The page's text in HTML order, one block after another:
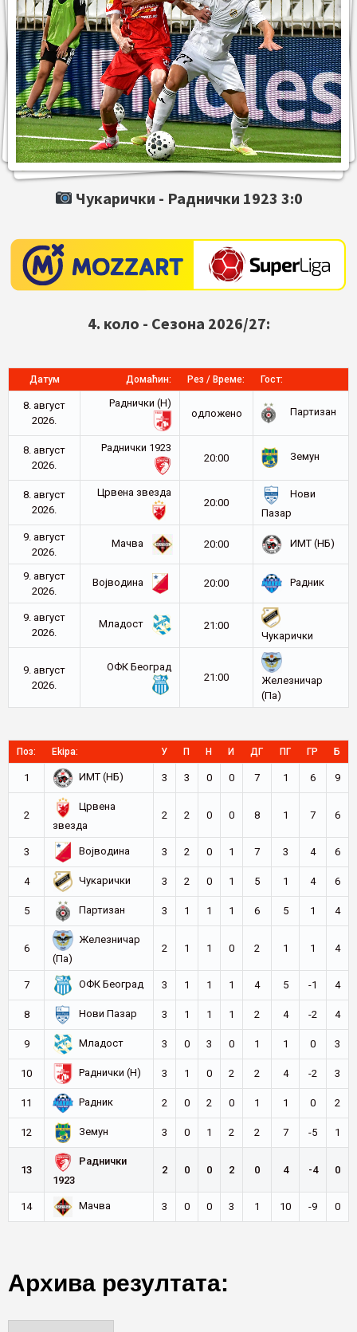
Чукарички - Раднички 1923 3:0
4. коло - Сезона 2026/27:
Датум Домаћин: Рез / Време: Гост:
8. август
2026.
Раднички (Н)
oдложено
Партизан
8. август
2026.
Раднички 1923
20:00
Земун
8. август
2026.
Црвена звезда
20:00
Нови
Пазар
9. август
2026.
Мачва 20:00 ИМТ (НБ)
9. август
2026.
Војводина 20:00 Радник
9. август
2026.
Младост
21:00
Чукарички
9. август
2026.
ОФК Београд
21:00
Железничар
(Па)
Поз: Ekipa: У П Н И ДГ ПГ ГР Б
1 ИМТ (НБ) 3 3 0 0 7 1 6 9
2
Црвена
звезда
2 2 0 0 8 1 7 6
3 Војводина 3 2 0 1 7 3 4 6
4 Чукарички 3 2 0 1 5 1 4 6
5 Партизан 3 1 1 1 6 5 1 4
6
Железничар
(Па)
2 1 1 0 2 1 1 4
7 ОФК Београд 3 1 1 1 4 5 -1 4
8 Нови Пазар 3 1 1 1 2 4 -2 4
9 Младост 3 0 3 0 1 1 0 3
10 Раднички (Н) 3 1 0 2 2 4 -2 3
11 Радник 2 0 2 0 1 1 0 2
12 Земун 3 0 1 2 2 7 -5 1
13
Раднички
1923
2 0 0 2 0 4 -4 0
14 Мачва 3 0 0 3 1 10 -9 0
Архива резултата: